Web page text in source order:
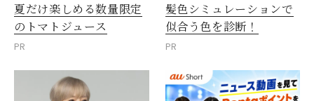
夏だけ楽しめる数量限定
のトマトジュース
PR
髪色シミュレーションで
似合う色を診断！
PR